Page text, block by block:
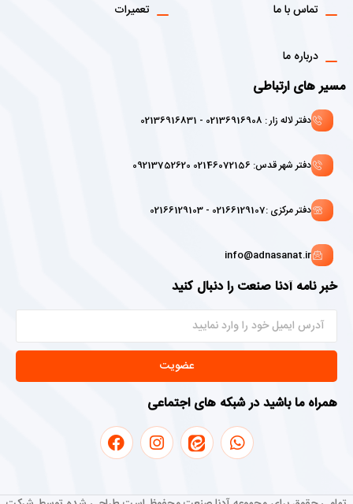
تماس با ما
درباره ما
تعمیرات
مسیر های ارتباطی
دفتر لاله زار : 02136916908 - 02136916831
دفتر شهر قدس: 02146072156 09213752620
دفتر مرکزی :02166129107 - 02166129103
info@adnasanat.ir
خبر نامه آدنا صنعت را دنبال کنید
عضویت
همراه ما باشید در شبکه های اجتماعی